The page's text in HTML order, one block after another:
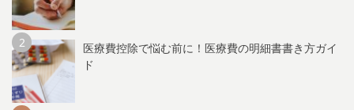
医療費控除で悩む前に！医療費の明細書書き方ガイ
ド